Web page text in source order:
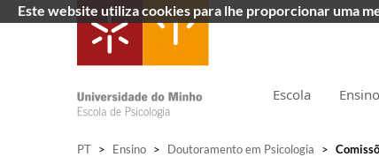
Escola Ensino
PT > Ensino > Doutoramento em Psicologia >
Este website utiliza cookies para lhe proporcionar uma